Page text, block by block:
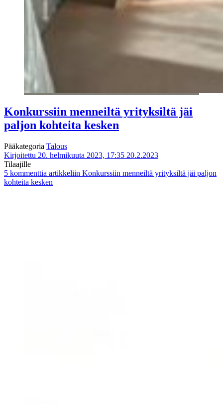
Konkurssiin menneiltä yrityksiltä jäi
paljon kohteita kesken
Pääkategoria Talous
Kirjoitettu 20. helmikuuta 2023, 17:35 20.2.2023
Tilaajille
5 kommenttia artikkeliin Konkurssiin menneiltä yrityksiltä jäi paljon
kohteita kesken